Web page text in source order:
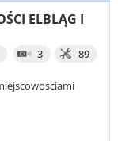
ELBLĄG I
3 89